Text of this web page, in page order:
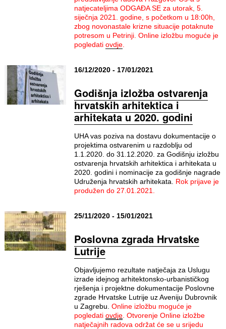
natjecateljima ODGAĐA SE za utorak, 5.
siječnja 2021. godine, s početkom u 18:00h,
zbog novonastale krizne situacije potaknute
potresom u Petrinji. Online izložbu moguće je
pogledati ovdje.
16/12/2020 - 17/01/2021
Godišnja izložba ostvarenja
hrvatskih arhitektica i
arhitekata u 2020. godini
UHA vas poziva na dostavu dokumentacije o
projektima ostvarenim u razdoblju od
1.1.2020. do 31.12.2020. za Godišnju izložbu
ostvarenja hrvatskih arhitektica i arhitekata u
2020. godini i nominacije za godišnje nagrade
Udruženja hrvatskih arhitekata. Rok prijave je
produžen do 27.01.2021.
25/11/2020 - 15/01/2021
Poslovna zgrada Hrvatske
Lutrije
Objavljujemo rezultate natječaja za Uslugu
izrade idejnog arhitektonsko-urbanističkog
rješenja i projektne dokumentacije Poslovne
zgrade Hrvatske Lutrije uz Aveniju Dubrovnik
u Zagrebu. Online izložbu moguće je
pogledati ovdje. Otvorenje Online izložbe
natječajnih radova održat će se u srijedu